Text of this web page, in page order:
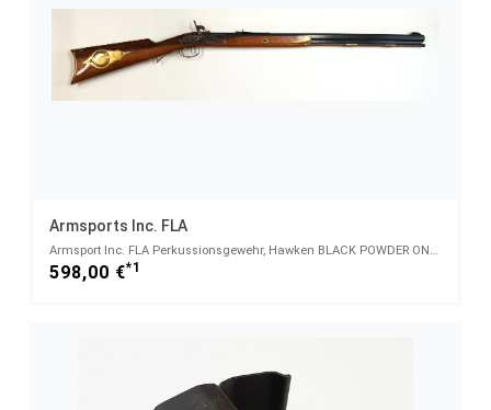
Armsports Inc. FLA
Armsport Inc. FLA Perkussionsgewehr, Hawken BLACK POWDER ONLY .50 Cal Made in Italy
598,00 €*1